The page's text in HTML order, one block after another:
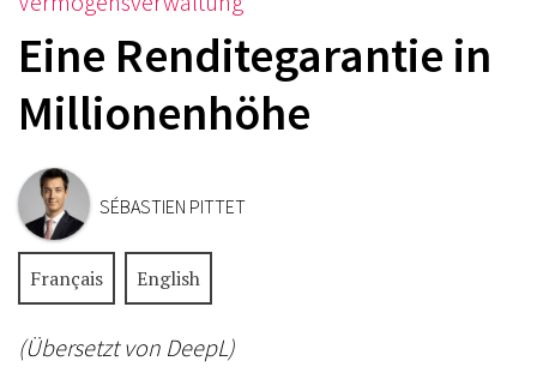
Eine Renditegarantie in
Millionenhöhe
SÉBASTIEN PITTET
Français English
(Übersetzt von DeepL)